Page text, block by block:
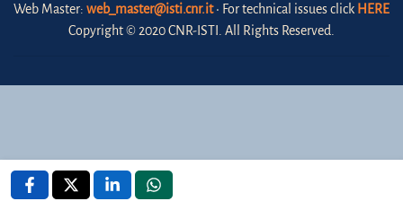
Web Master: web_master@isti.cnr.it• For technical issues click HERE
Copyright © 2020 CNR-ISTI. All Rights Reserved.